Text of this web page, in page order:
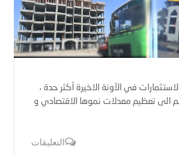
في الآونة الاخيرة أكثر حدة ،
الى تعظيم معدلات نموها الاقتصادي و
التعليقات